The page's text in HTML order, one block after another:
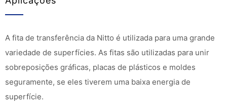
A fita de transferência da Nitto é utilizada para uma grande
variedade de superfícies. As fitas são utilizadas para unir
sobreposições gráficas, placas de plásticos e moldes
seguramente, se eles tiverem uma baixa energia de
superfície.